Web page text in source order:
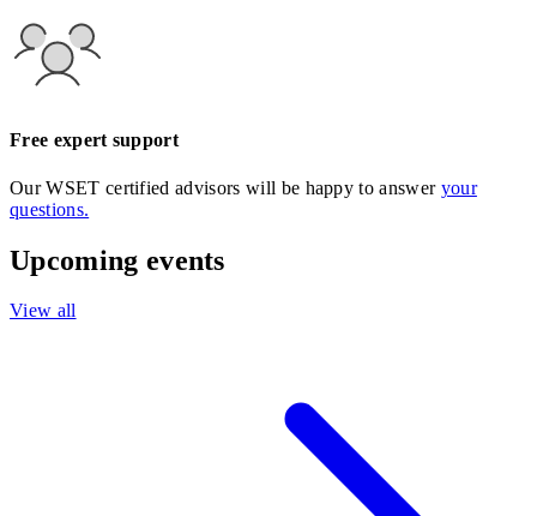
Free expert support
Our WSET certified advisors will be happy to answer your
questions.
Upcoming events
View all